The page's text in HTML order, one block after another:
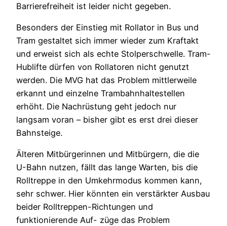
Barrierefreiheit ist leider nicht gegeben.
Besonders der Einstieg mit Rollator in Bus und
Tram gestaltet sich immer wieder zum Kraftakt
und erweist sich als echte Stolperschwelle. Tram-
Hublifte dürfen von Rollatoren nicht genutzt
werden. Die MVG hat das Problem mittlerweile
erkannt und einzelne Trambahnhaltestellen
erhöht. Die Nachrüstung geht jedoch nur
langsam voran – bisher gibt es erst drei dieser
Bahnsteige.
Älteren Mitbürgerinnen und Mitbürgern, die die
U-Bahn nutzen, fällt das lange Warten, bis die
Rolltreppe in den Umkehrmodus kommen kann,
sehr schwer. Hier könnten ein verstärkter Ausbau
beider Rolltreppen-Richtungen und
funktionierende Auf- züge das Problem